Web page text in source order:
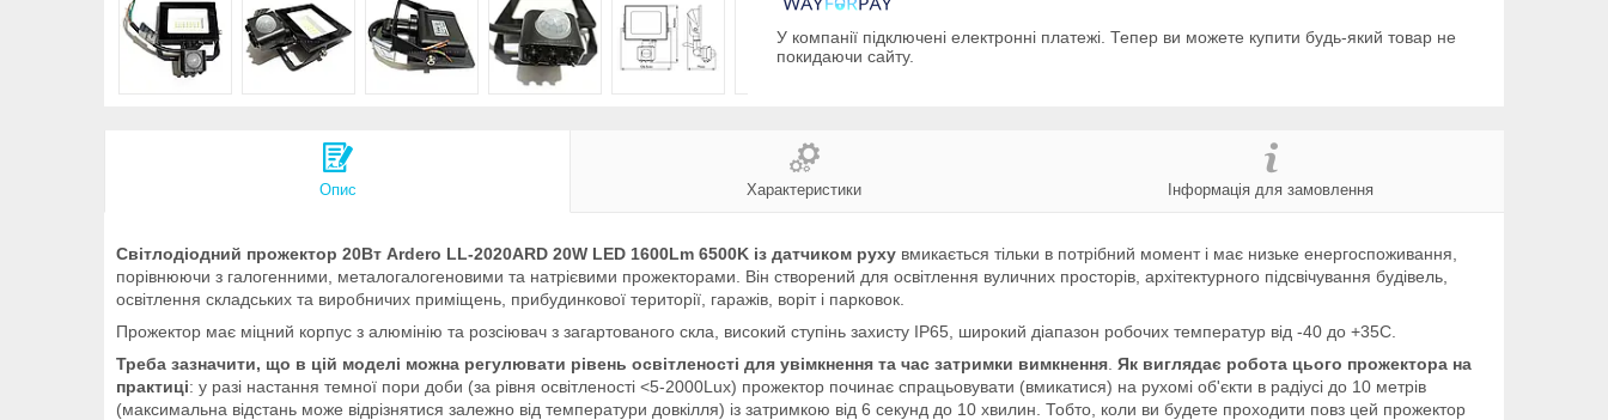
У компанії підключені електронні платежі. Тепер ви можете купити будь-який товар не
покидаючи сайту.
Опис Характеристики Інформація для замовлення
Світлодіодний прожектор 20Вт Ardero LL-2020ARD 20W LED 1600Lm 6500K із датчиком руху вмикається тільки в потрібний момент і має низьке енергоспоживання,
порівнюючи з галогенними, металогалогеновими та натрієвими прожекторами. Він створений для освітлення вуличних просторів, архітектурного підсвічування будівель,
освітлення складських та виробничих приміщень, прибудинкової території, гаражів, воріт і парковок.
Прожектор має міцний корпус з алюмінію та розсіювач з загартованого скла, високий ступінь захисту IP65, широкий діапазон робочих температур від -40 до +35С.
Треба зазначити, що в цій моделі можна регулювати рівень освітленості для увімкнення та час затримки вимкнення Як виглядає робота цього прожектора на
практиці: у разі настання темної пори доби (за рівня освітленості <5-2000Lux) прожектор починає спрацьовувати (вмикатися) на рухомі об'єкти в радіусі до 10 метрів
(максимальна відстань може відрізнятися залежно від температури довкілля) із затримкою від 6 секунд до 10 хвилин. Тобто, коли ви будете проходити повз цей прожектор